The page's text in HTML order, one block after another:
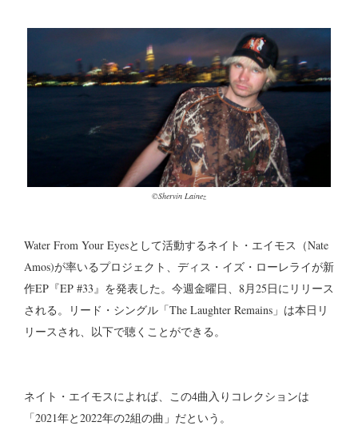
©Shervin Lainez
Water From Your Eyesとして活動するネイト・エイモス（Nate
Amos)が率いるプロジェクト、ディス・イズ・ローレライが新
作EP『EP #33』を発表した。今週金曜日、8月25日にリリース
される。リード・シングル「The Laughter Remains」は本日リ
リースされ、以下で聴くことができる。
ネイト・エイモスによれば、この4曲入りコレクションは
「2021年と2022年の2組の曲」だという。